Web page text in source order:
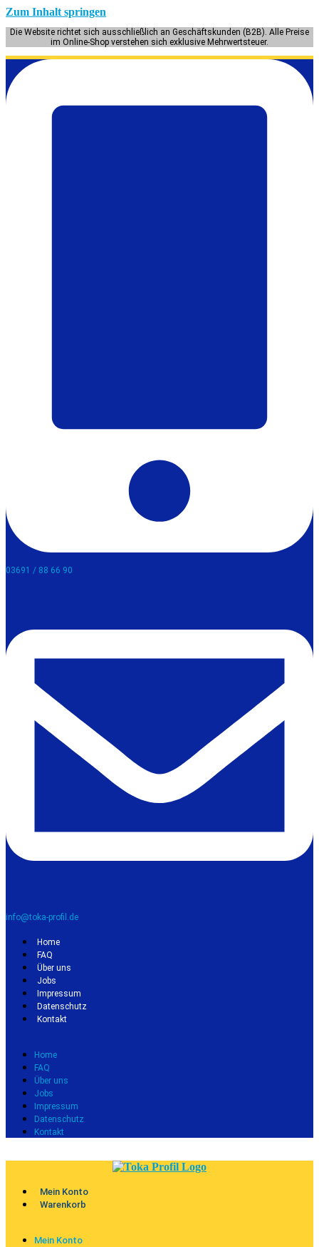
Zum Inhalt springen
Die Website richtet sich ausschließlich an Geschäftskunden (B2B). Alle Preise
im Online-Shop verstehen sich exklusive Mehrwertsteuer.
03691 / 88 66 90​
info@toka-profil.de
Home
FAQ
Über uns
Jobs
Impressum
Datenschutz
Kontakt
Home
FAQ
Über uns
Jobs
Impressum
Datenschutz
Kontakt
Mein Konto
Warenkorb
Mein Konto